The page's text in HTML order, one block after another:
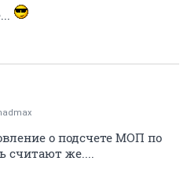
о подсчете МОП по
считают же....